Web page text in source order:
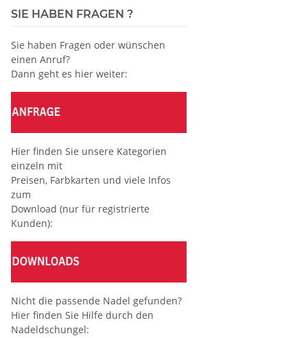
SIE HABEN FRAGEN ?
Sie haben Fragen oder wünschen
einen Anruf?
Dann geht es hier weiter:
Hier finden Sie unsere Kategorien
einzeln mit
Preisen, Farbkarten und viele Infos
zum
Download (nur für registrierte
Kunden):
Nicht die passende Nadel gefunden?
Hier finden Sie Hilfe durch den
Nadeldschungel: